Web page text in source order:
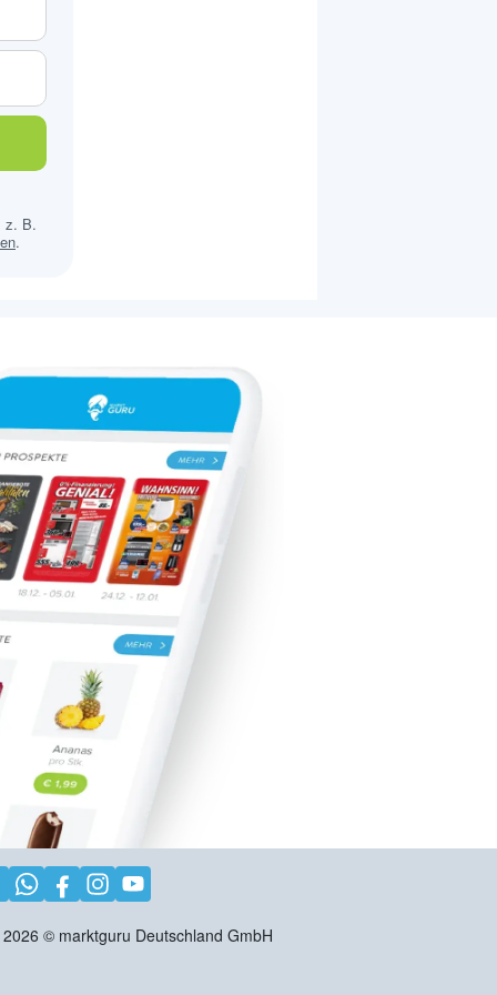
z. B.
.
2026 © marktguru Deutschland GmbH